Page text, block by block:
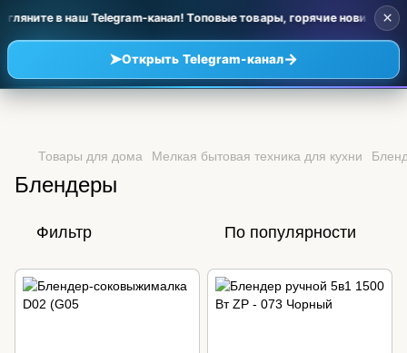
в наш Telegram-канал! Топовые товары, горячие новинки и
➤Открыть Telegram-канал→
×
Товары для дома Мелкая бытовая техника для кухни
Блендеры
Фильтр По популярности